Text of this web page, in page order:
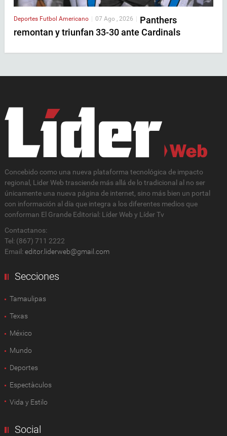
Deportes Futbol Americano | 07 Ago , 2026 | Panthers
remontan y triunfan 33-30 ante Cardinals
Concebido como una nueva plataforma tecnológica de impacto
regional, Lider Web trasciende más allá de lo tradicional al no ser
únicamente una nueva página de internet, sino más bien un portal
con información al día que integra a los diferentes medios que
conforman El Grande Editorial: Líder Web y Líder Tv
Contactanos:
Tel: (867) 711 2222
Email: editor.liderweb@gmail.com
Secciones
Tamaulipas
Texas
México
Mundo
Deportes
Espectàculos
Vida y Estilo
Social